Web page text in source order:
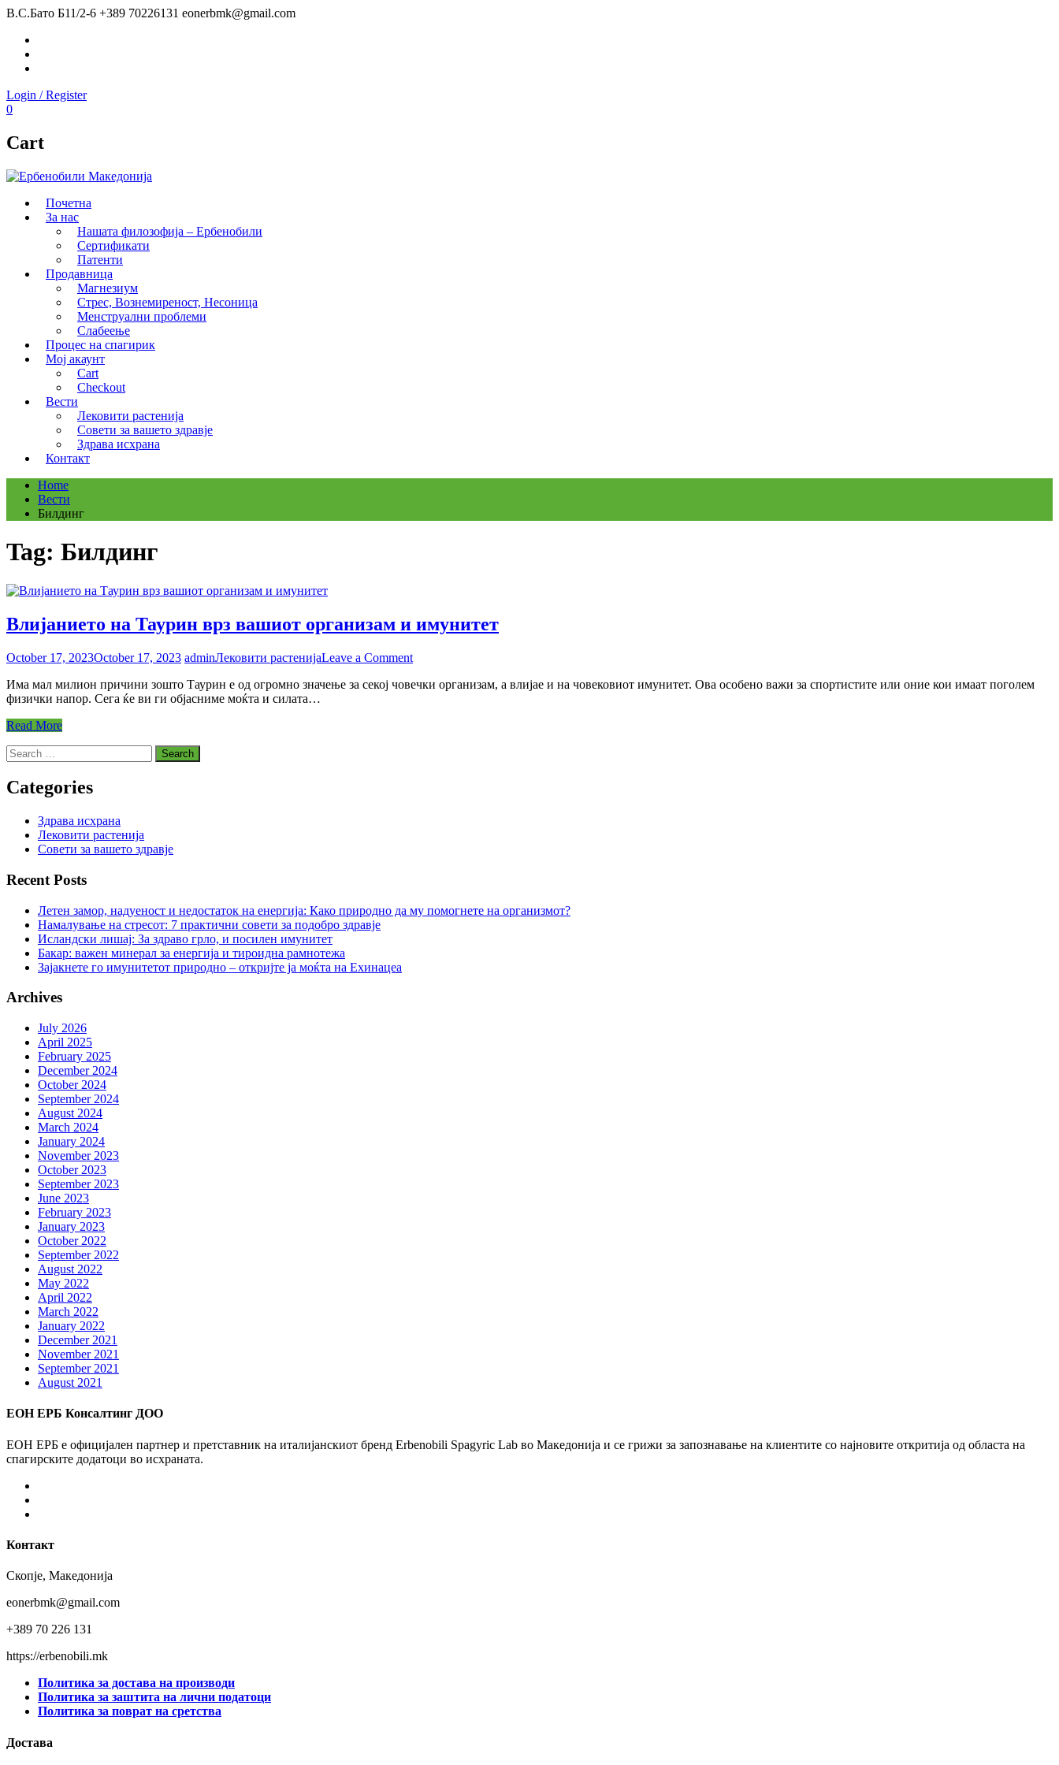
В.С.Бато Б11/2-6 +389 70226131 eonerbmk@gmail.com
Login / Register
0
Cart
Почетна
За нас
Нашата филозофија – Ербенобили
Сертификати
Патенти
Продавница
Магнезиум
Стрес, Вознемиреност, Несоница
Менструални проблеми
Слабеење
Процес на спагирик
Мој акаунт
Cart
Checkout
Вести
Лековити растенија
Совети за вашето здравје
Здрава исхрана
Контакт
Home
Вести
Билдинг
Tag: Билдинг
Влијанието на Таурин врз вашиот организам и имунитет
October 17, 2023October 17, 2023 adminЛековити растенијаLeave a Commenton
на
Има мал милион причини зошто Таурин е од огромно значење за секој човечки организам, а влијае и на човековиот имунитет. Ова особено важи за спортистите или оние кои имаат поголем
физички напор. Сега ќе ви ги објасниме моќта и силата…
Read More
Search
for:
Categories
Здрава исхрана
Лековити растенија
Совети за вашето здравје
Recent Posts
Летен замор, надуеност и недостаток на енергија: Како природно да му помогнете на организмот?
Намалување на стресот: 7 практични совети за подобро здравје
Исландски лишај: За здраво грло, и посилен имунитет
Бакар: важен минерал за енергија и тироидна рамнотежа
Зајакнете го имунитетот природно – откријте ја моќта на Ехинацеа
Archives
July 2026
April 2025
February 2025
December 2024
October 2024
September 2024
August 2024
March 2024
January 2024
November 2023
October 2023
September 2023
June 2023
February 2023
January 2023
October 2022
September 2022
August 2022
May 2022
April 2022
March 2022
January 2022
December 2021
November 2021
September 2021
August 2021
ЕОН ЕРБ Консалтинг ДОО
ЕОН ЕРБ е официјален партнер и претставник на италијанскиот бренд Erbenobili Spagyric Lab во Македонија и се грижи за запознавање на клиентите со најновите откритија од областа на
спагирските додатоци во исхраната.
Контакт
Скопје, Македонија
eonerbmk@gmail.com
+389 70 226 131
https://erbenobili.mk
Политика за достава на производи
Политика за заштита на лични податоци
Политика за поврат на сретства
Достава